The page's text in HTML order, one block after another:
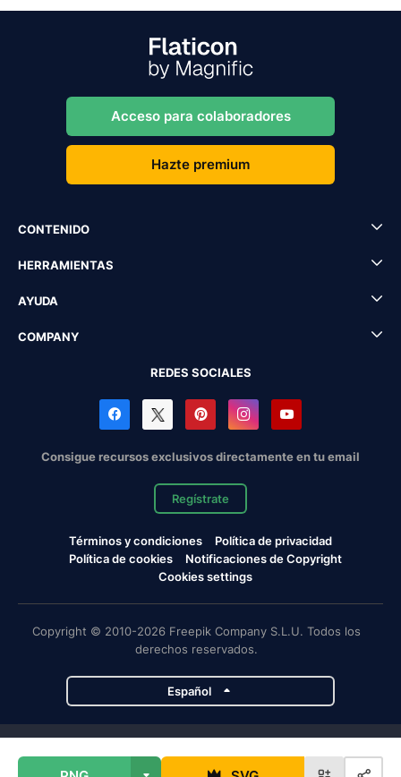
Acceso para colaboradores
Hazte premium
CONTENIDO
HERRAMIENTAS
AYUDA
COMPANY
REDES SOCIALES
Consigue recursos exclusivos directamente en tu email
Regístrate
Términos y condiciones
Política de privacidad
Política de cookies
Notificaciones de Copyright
Cookies settings
Copyright © 2010-2026 Freepik Company S.L.U. Todos los
derechos reservados.
Español